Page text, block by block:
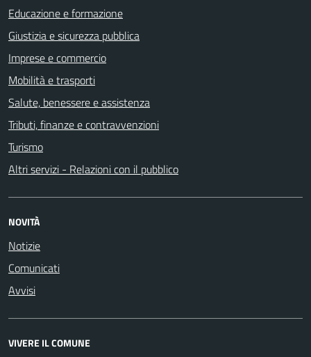
Educazione e formazione
Giustizia e sicurezza pubblica
Imprese e commercio
Mobilità e trasporti
Salute, benessere e assistenza
Tributi, finanze e contravvenzioni
Turismo
Altri servizi - Relazioni con il pubblico
NOVITÀ
Notizie
Comunicati
Avvisi
VIVERE IL COMUNE